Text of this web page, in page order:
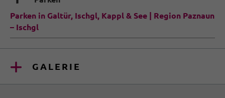
Parken in Galtür, Ischgl, Kappl & See | Region Paznaun
– Ischgl
GALERIE